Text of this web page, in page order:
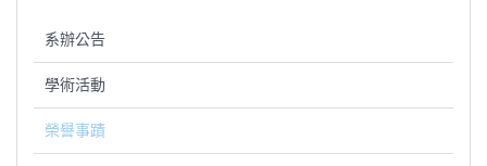
系辦公告
學術活動
榮譽事蹟